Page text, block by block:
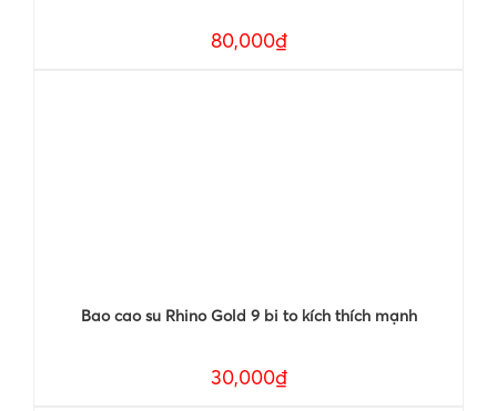
80,000₫
Bao cao su Rhino Gold 9 bi to kích thích mạnh
30,000₫